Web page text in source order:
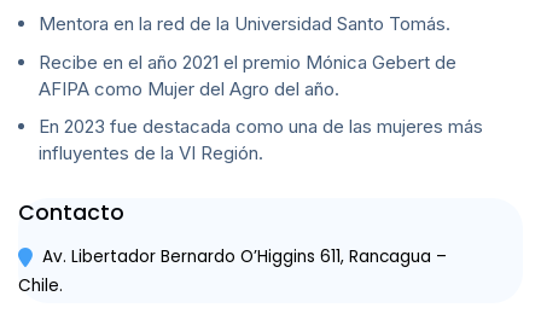
Mentora en la red de la Universidad Santo Tomás.
Recibe en el año 2021 el premio Mónica Gebert de
AFIPA como Mujer del Agro del año.
En 2023 fue destacada como una de las mujeres más
influyentes de la VI Región.
Contacto
Av. Libertador Bernardo O’Higgins 611, Rancagua –
Chile.